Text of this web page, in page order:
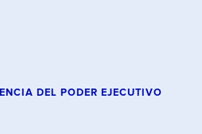
DEL PODER EJECUTIVO